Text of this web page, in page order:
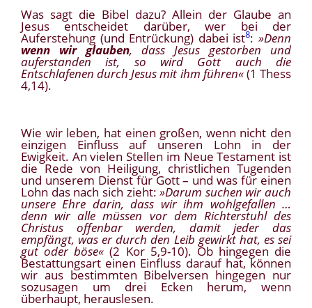
Was sagt die Bibel dazu? Allein der Glaube an
Jesus entscheidet darüber, wer bei der
Auferstehung (und Entrückung) dabei ist8:»Denn
wenn wir glauben, dass Jesus gestorben und
auferstanden ist, so wird Gott auch die
Entschlafenen durch Jesus mit ihm führen«(1 Thess
4,14).
Wie wir leben, hat einen großen, wenn nicht den
einzigen Einfluss auf unseren Lohn in der
Ewigkeit. An vielen Stellen im Neue Testament ist
die Rede von Heiligung, christlichen Tugenden
und unserem Dienst für Gott – und was für einen
Lohn das nach sich zieht:»Darum suchen wir auch
unsere Ehre darin, dass wir ihm wohlgefallen …
denn wir alle müssen vor dem Richterstuhl des
Christus offenbar werden, damit jeder das
empfängt, was er durch den Leib gewirkt hat, es sei
gut oder böse« (2 Kor 5,9-10). Ob hingegen die
Bestattungsart einen Einfluss darauf hat, können
wir aus bestimmten Bibelversen hingegen nur
sozusagen um drei Ecken herum, wenn
überhaupt, herauslesen.